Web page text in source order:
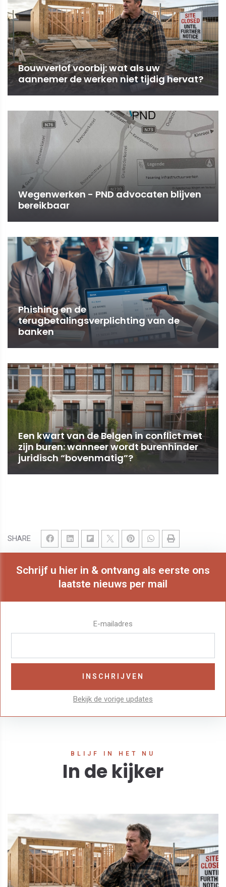
SHARE
Bouwverlof voorbij: wat als uw
aannemer de werken niet tijdig hervat?
Wegenwerken - PND advocaten blijven
bereikbaar
Phishing en de
terugbetalingsverplichting van de
banken
Een kwart van de Belgen in conflict met
zijn buren: wanneer wordt burenhinder
juridisch “bovenmatig”?
Schrijf u hier in & ontvang als eerste ons
laatste nieuws per mail
E-mailadres
Bekijk de vorige updates
BLIJF IN HET NU
In de kijker